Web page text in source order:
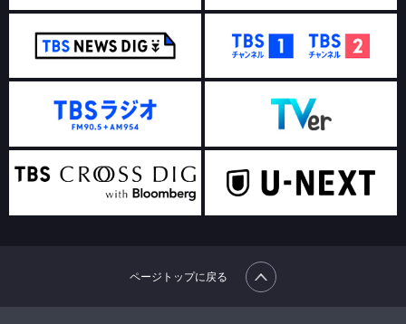
ページトップに戻る